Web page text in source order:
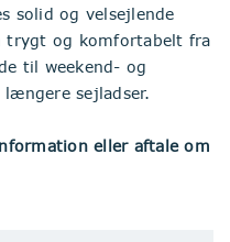
solid og velsejlende
trygt og komfortabelt fra
til weekend- og
sejladser.
eller aftale om